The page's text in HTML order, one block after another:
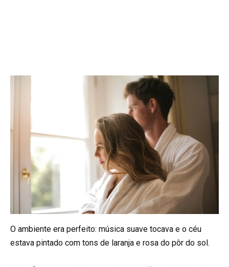
O ambiente era perfeito: música suave tocava e o céu
estava pintado com tons de laranja e rosa do pôr do sol.